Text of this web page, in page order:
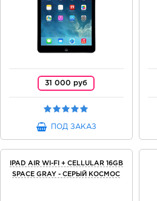
31 000 руб
ПОД ЗАКАЗ
IPAD AIR WI-FI + CELLULAR 16GB
SPACE GRAY - СЕРЫЙ КОСМОС